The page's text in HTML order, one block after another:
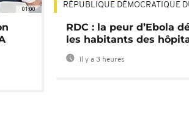
01:00 RÉPUBLIQUE DÉMOCRATIQUE
RDC : la peur d’Ebola
les habitants des
Il y a 3 heures